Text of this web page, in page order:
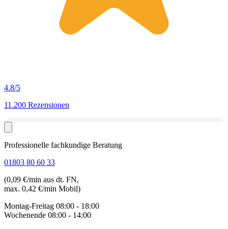
4.8/5
11.200 Rezensionen
Professionelle fachkundige Beratung
01803 80 60 33
(0,09 €/min aus dt. FN,
max. 0,42 €/min Mobil)
Montag-Freitag 08:00 - 18:00
Wochenende 08:00 - 14:00